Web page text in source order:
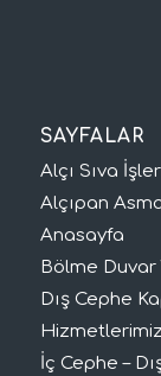
SAYFALAR
Alçı Sıva
Alçıpan
Anasayfa
Bölme Duvar
Dış Cephe
Hizmetlerimiz
İç Cephe –